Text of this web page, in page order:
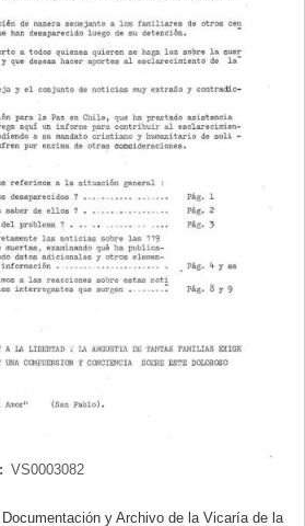
VS0003082
Documentación y Archivo de la Vicaría de la